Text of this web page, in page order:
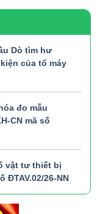
Dò tìm hư
của tổ máy
đo mẫu
CN mã số
vật tư thiết bị
ĐTAV.02/26-NN